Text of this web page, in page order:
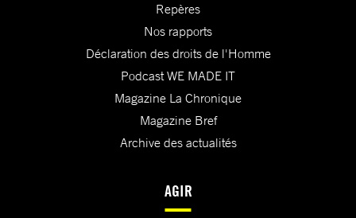
Repères
Nos rapports
Déclaration des droits de l'Homme
Podcast WE MADE IT
Magazine La Chronique
Magazine Bref
Archive des actualités
AGIR